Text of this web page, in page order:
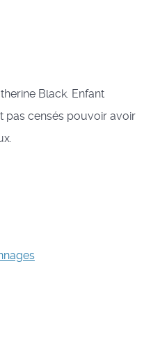
Black. Enfant
pas censés pouvoir avoir